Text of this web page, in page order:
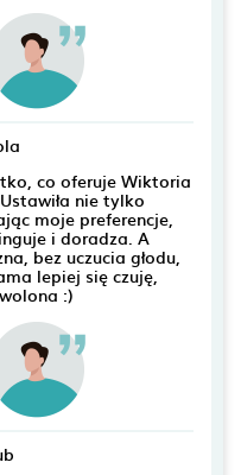
co oferuje Wiktoria
nie tylko
moje preferencje,
i doradza. A
bez uczucia głodu,
lepiej się czuję,
:)